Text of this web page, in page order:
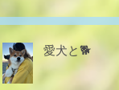
愛犬と🐕